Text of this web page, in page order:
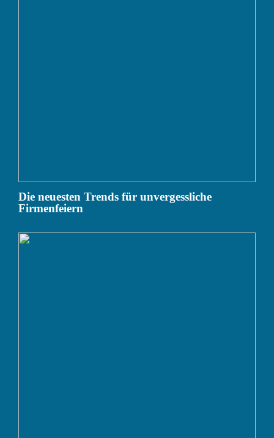
Die neuesten Trends für unvergessliche
Firmenfeiern